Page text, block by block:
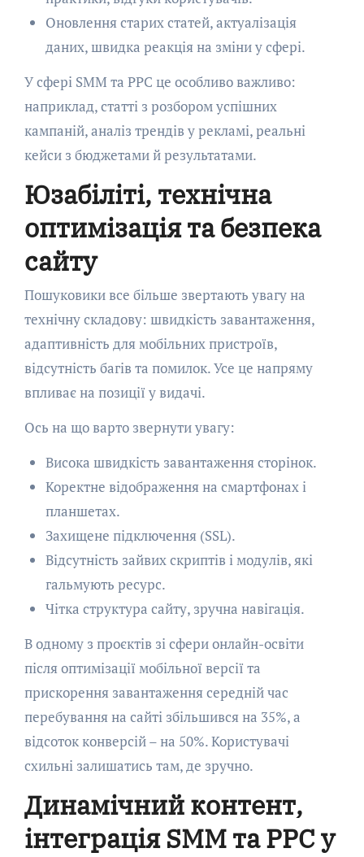
Оновлення старих статей, актуалізація
даних, швидка реакція на зміни у сфері.
У сфері SMM та PPC це особливо важливо:
наприклад, статті з розбором успішних
кампаній, аналіз трендів у рекламі, реальні
кейси з бюджетами й результатами.
Юзабіліті, технічна
оптимізація та безпека
сайту
Пошуковики все більше звертають увагу на
технічну складову: швидкість завантаження,
адаптивність для мобільних пристроїв,
відсутність багів та помилок. Усе це напряму
впливає на позиції у видачі.
Ось на що варто звернути увагу:
Висока швидкість завантаження сторінок.
Коректне відображення на смартфонах і
планшетах.
Захищене підключення (SSL).
Відсутність зайвих скриптів і модулів, які
гальмують ресурс.
Чітка структура сайту, зручна навігація.
В одному з проєктів зі сфери онлайн-освіти
після оптимізації мобільної версії та
прискорення завантаження середній час
перебування на сайті збільшився на 35%, а
відсоток конверсій – на 50%. Користувачі
схильні залишатись там, де зручно.
Динамічний контент,
інтеграція SMM та PPC у